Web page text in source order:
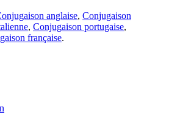
anglaise, Conjugaison
, Conjugaison portugaise,
française.